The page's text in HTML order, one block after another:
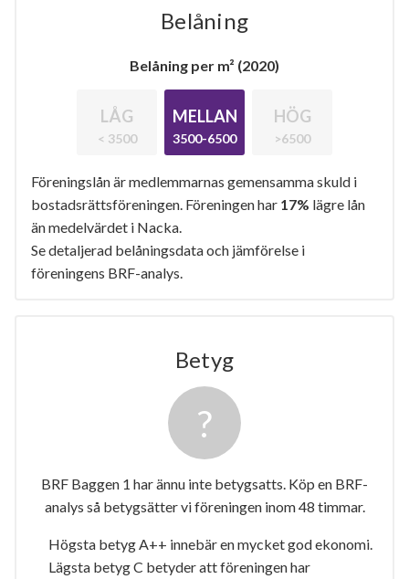
Belåning
Belåning per m² (2020)
LÅG
< 3500
MELLAN
3500-6500
HÖG
>6500
Föreningslån är medlemmarnas gemensamma skuld i
bostadsrättsföreningen. Föreningen har 17% lägre lån
än medelvärdet i Nacka.
Se detaljerad belåningsdata och jämförelse i
föreningens BRF-analys.
Betyg
BRF Baggen 1 har ännu inte betygsatts. Köp en BRF-
analys så betygsätter vi föreningen inom 48 timmar.
Högsta betyg A++ innebär en mycket god ekonomi.
Lägsta betyg C betyder att föreningen har